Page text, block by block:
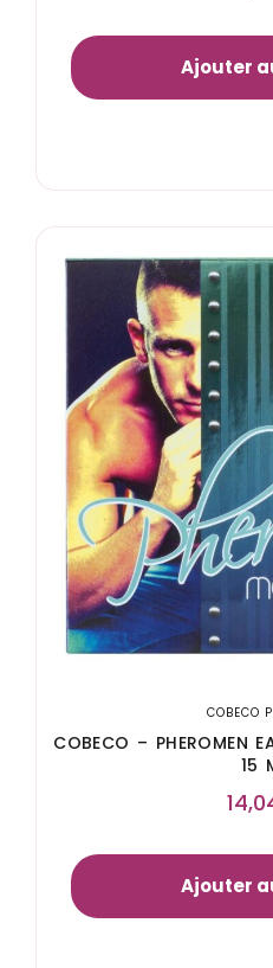
Ajouter
COBECO
COBECO – PHEROMEN
15
Ajouter